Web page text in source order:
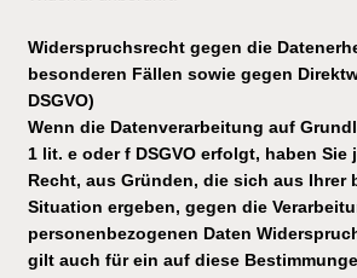
Widerspruchsrecht gegen die
besonderen Fällen sowie gegen
DSGVO)
Wenn die Datenverarbeitung auf
1 lit. e oder f DSGVO erfolgt, haben Sie
Recht, aus Gründen, die sich aus Ihrer
Situation ergeben, gegen die
personenbezogenen Daten
gilt auch für ein auf diese